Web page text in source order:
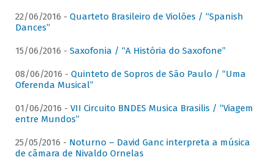
22/06/2016 - Quarteto Brasileiro de Violões / “Spanish
Dances”
15/06/2016 - Saxofonia / “A História do Saxofone”
08/06/2016 - Quinteto de Sopros de São Paulo / “Uma
Oferenda Musical”
01/06/2016 - VII Circuito BNDES Musica Brasilis / “Viagem
entre Mundos”
25/05/2016 - Noturno – David Ganc interpreta a música
de câmara de Nivaldo Ornelas